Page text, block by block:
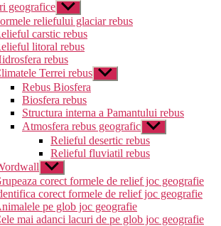
geografice Arată
submeniul
reliefului glaciar rebus
carstic rebus
litoral rebus
rebus
Terrei rebus Arată
submeniul
Rebus Biosfera
Biosfera rebus
Structura interna a Pamantului rebus
Atmosfera rebus geografic Arată
submeniul
Relieful desertic rebus
Relieful fluviatil rebus
Arată
submeniul
corect formele de relief joc geografie
corect formele de relief joc geografie
pe glob joc geografie
mai adanci lacuri de pe glob joc geografie